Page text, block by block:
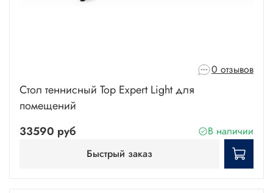
0 отзывов
Стол теннисный Top Expert Light для
помещений
33590 руб
В наличии
Быстрый заказ